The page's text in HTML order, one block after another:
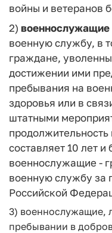
войны и ветеранов
2) военнослужащие
военную службу, в
граждане,
достижении ими
пребывания на
здоровья или в
штатными
составляет 10 лет
военнослужащие -
военную службу за
Российской
3) военнослужащие,
пребывании в